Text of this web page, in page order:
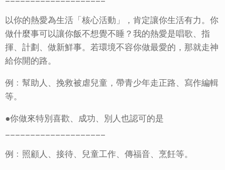
以你的熱愛為生活「核心活動」，肯定讓你生活有力。你
做什麼事可以讓你飯不想覺不睡？我的熱愛是唱歌、指
揮、計劃、做新鮮事。若環境不容你做最愛的，那就走神
給你開的路。
例﹕幫助人、挽救被虐兒童，帶青少年走正路、寫作編輯
等。
●你做來特別喜歡、成功、別人也認可的是
例﹕照顧人、接待、兒童工作、傳福音、烹飪等。